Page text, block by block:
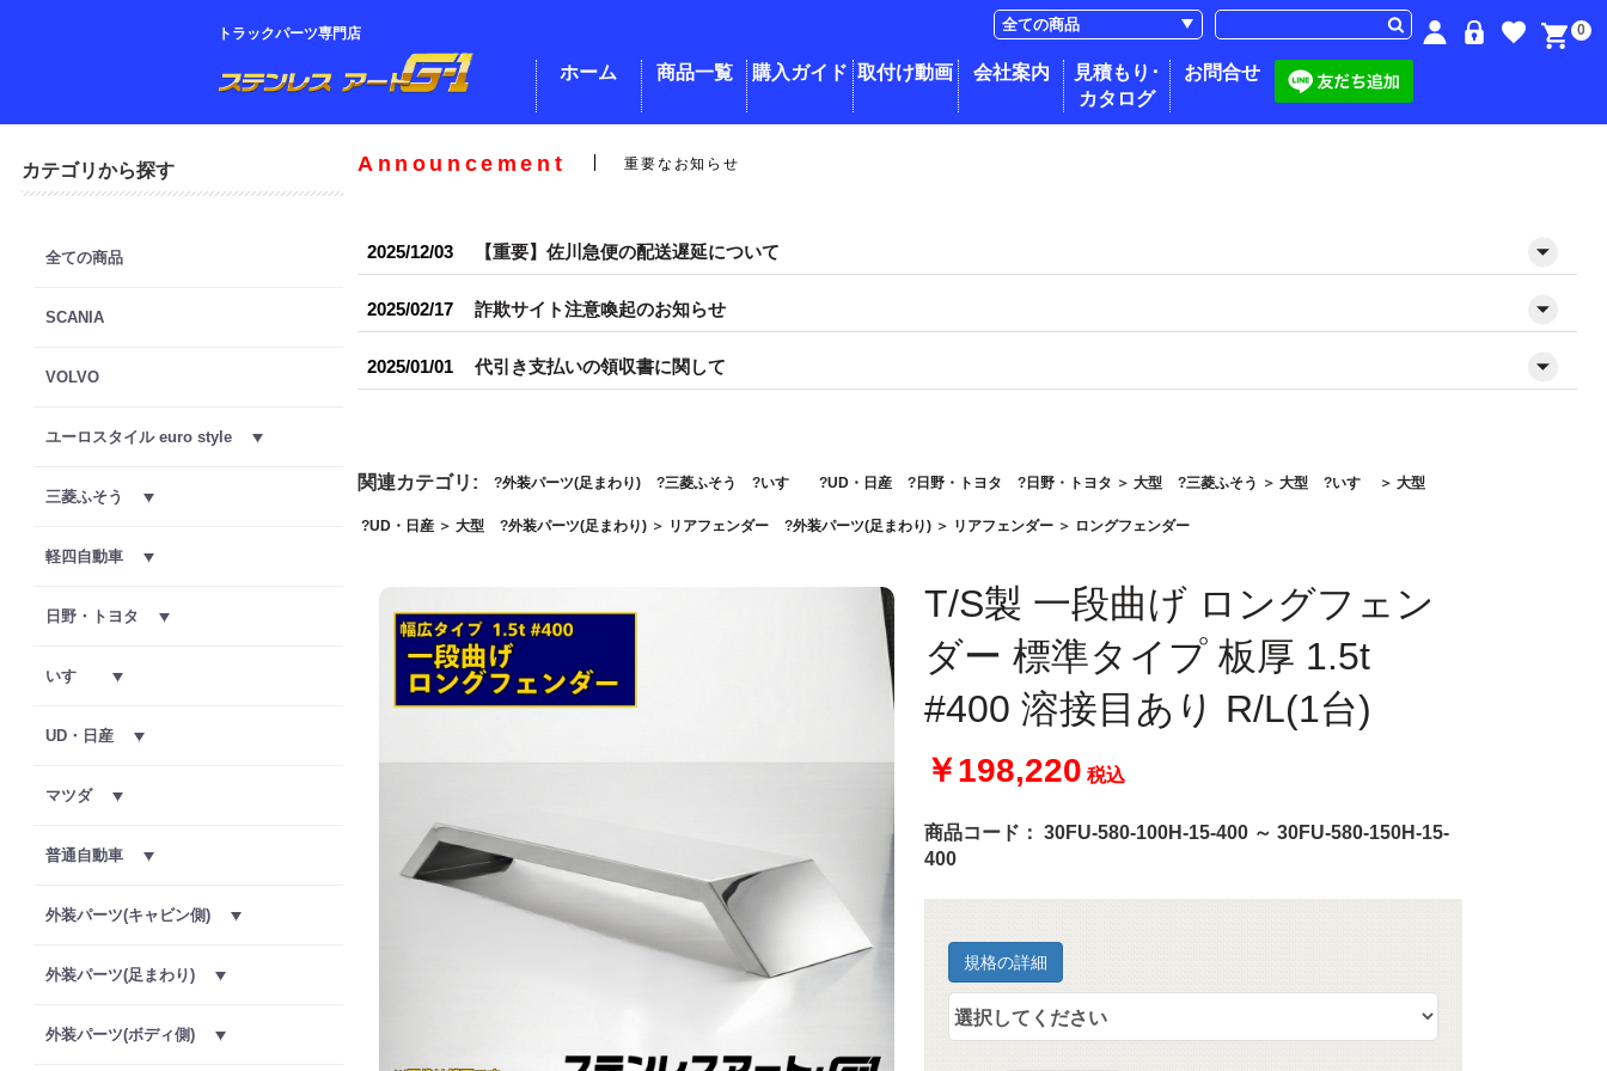
トラックパーツ専門店
ホーム 商品一覧 購入ガイド 取付け動画 会社案内
見積もり･
カタログ
お問合せ
0
カテゴリから探す
全ての商品
SCANIA
VOLVO
ユーロスタイル euro style
三菱ふそう
軽四自動車
日野・トヨタ
いすゞ
UD・日産
マツダ
普通自動車
外装パーツ(キャビン側)
外装パーツ(足まわり)
外装パーツ(ボディ側)
Announcement 重要なお知らせ
2025/12/03 【重要】佐川急便の配送遅延について
2025/02/17 詐欺サイト注意喚起のお知らせ
2025/01/01 代引き支払いの領収書に関して
関連カテゴリ: 外装パーツ(足まわり) 三菱ふそう いすゞ UD・日産 日野・トヨタ 日野・トヨタ ＞ 大型 三菱ふそう ＞ 大型 いすゞ ＞ 大型
UD・日産 ＞ 大型 外装パーツ(足まわり) ＞ リアフェンダー 外装パーツ(足まわり) ＞ リアフェンダー ＞ ロングフェンダー
T/S製 一段曲げ ロングフェン
ダー 標準タイプ 板厚 1.5t
#400 溶接目あり R/L(1台)
￥198,220 税込
商品コード：30FU-580-100H-15-400 ～ 30FU-580-150H-15-
400
規格の詳細